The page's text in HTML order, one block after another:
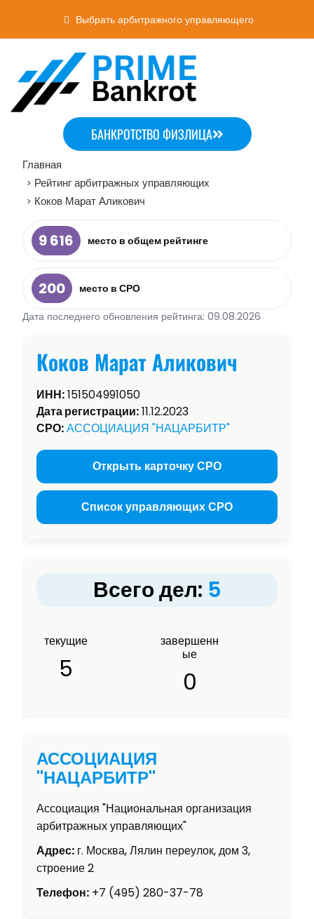
Выбрать арбитражного управляющего
БАНКРОТСТВО ФИЗЛИЦА
Главная
> Рейтинг арбитражных управляющих
> Коков Марат Аликович
9 616 место в общем рейтинге
200
место в СРО
Дата последнего обновления рейтинга: 09.08.2026
Коков Марат Аликович
ИНН:151504991050
Дата регистрации:11.12.2023
СРО:АССОЦИАЦИЯ "НАЦАРБИТР"
Открыть карточку СРО
Список управляющих СРО
Всего дел: 5
текущие
5
завершенн
ые
0
АССОЦИАЦИЯ
"НАЦАРБИТР"
Ассоциация "Национальная организация
арбитражных управляющих"
Адрес: г. Москва, Лялин переулок, дом 3,
строение 2
Телефон: +7 (495) 280-37-78